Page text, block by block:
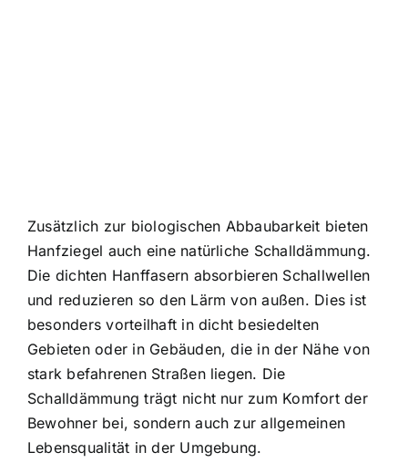
Zusätzlich zur biologischen Abbaubarkeit bieten
Hanfziegel auch eine natürliche Schalldämmung.
Die dichten Hanffasern absorbieren Schallwellen
und reduzieren so den Lärm von außen. Dies ist
besonders vorteilhaft in dicht besiedelten
Gebieten oder in Gebäuden, die in der Nähe von
stark befahrenen Straßen liegen. Die
Schalldämmung trägt nicht nur zum Komfort der
Bewohner bei, sondern auch zur allgemeinen
Lebensqualität in der Umgebung.